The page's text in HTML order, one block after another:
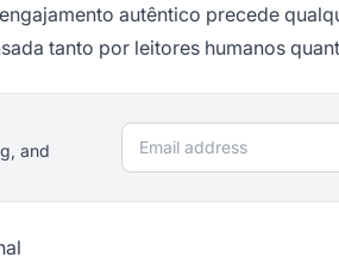
autêntico precede
tanto por leitores humanos
and
Email address